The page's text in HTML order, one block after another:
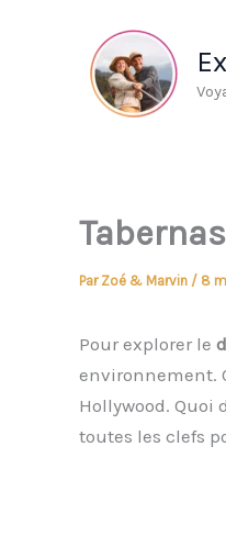
Par Zoé & Marvin / 8
Pour explorer le
environnement.
Hollywood.
toutes les clefs